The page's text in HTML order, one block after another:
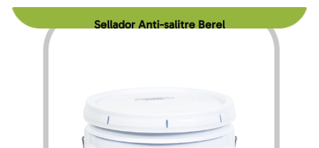
Sellador Anti-salitre Berel